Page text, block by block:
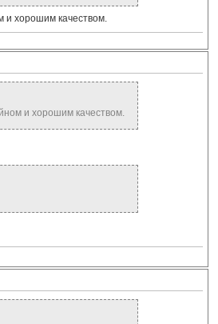
и хорошим качеством.
и хорошим качеством.